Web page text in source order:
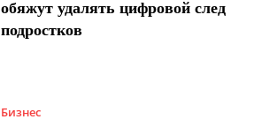
обяжут удалять цифровой след
подростков
Бизнес